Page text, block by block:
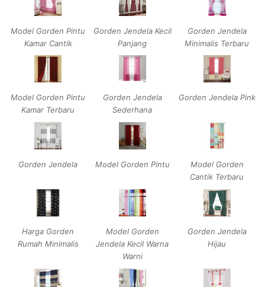
Model Gorden Pintu
Kamar Cantik
Gorden Jendela Kecil
Panjang
Gorden Jendela
Minimalis Terbaru
Model Gorden Pintu
Kamar Terbaru
Gorden Jendela
Sederhana
Gorden Jendela Pink
Gorden Jendela Model Gorden Pintu
Model Gorden
Cantik Terbaru
Harga Gorden
Rumah Minimalis
Model Gorden
Jendela Kecil Warna
Warni
Gorden Jendela
Hijau